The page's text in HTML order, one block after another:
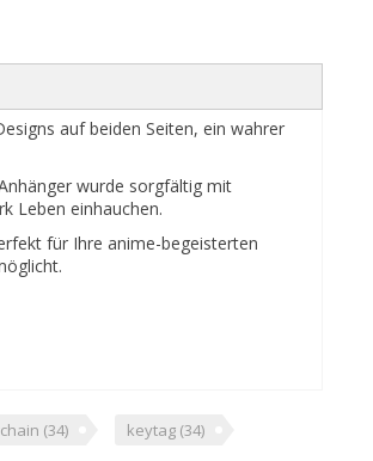
auf beiden Seiten, ein wahrer
wurde sorgfältig mit
Leben einhauchen.
für Ihre anime-begeisterten
(34) keytag (34)